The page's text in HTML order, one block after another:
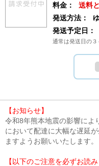
料金：
送料
発送方法：
発送予定日：
通常は発送日の
【お知らせ】
令和8年熊本地震の影響によ
において配達に大幅な遅延
ますようお願いいたします。
【以下のご注意を必ずお読み